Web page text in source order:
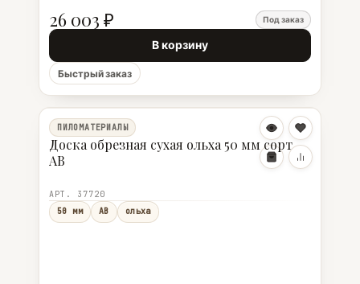
26 003 ₽ Под заказ
В корзину
Быстрый заказ
ПИЛОМАТЕРИАЛЫ
Доска обрезная сухая ольха 50 мм сорт
АВ
АРТ. 37720
50 мм
АВ ольха